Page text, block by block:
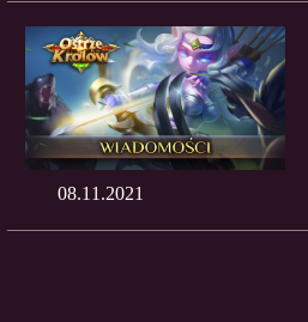
08.11.2021